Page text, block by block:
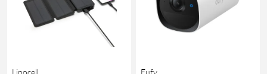
Linocell Eufy